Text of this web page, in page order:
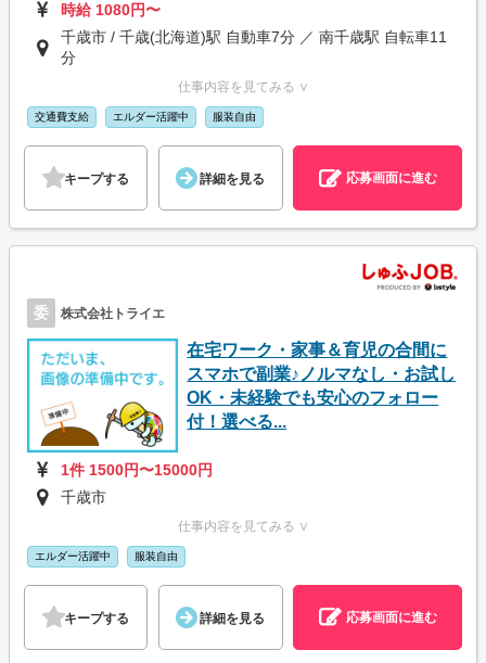
時給 1080円〜
千歳市 / 千歳(北海道)駅 自動車7分 ／ 南千歳駅 自転車11
分
仕事内容を見てみる ∨
交通費支給 エルダー活躍中 服装自由
キープする 詳細を見る 応募画面に進む
委 株式会社トライエ
在宅ワーク・家事＆育児の合間に
スマホで副業♪ノルマなし・お試し
OK・未経験でも安心のフォロー
付！選べる...
1件 1500円〜15000円
千歳市
仕事内容を見てみる ∨
エルダー活躍中 服装自由
キープする 詳細を見る 応募画面に進む